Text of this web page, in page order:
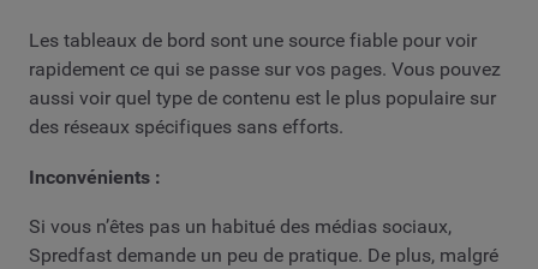
Les tableaux de bord sont une source fiable pour voir
rapidement ce qui se passe sur vos pages. Vous pouvez
aussi voir quel type de contenu est le plus populaire sur
des réseaux spécifiques sans efforts.
Inconvénients :
Si vous n’êtes pas un habitué des médias sociaux,
Spredfast demande un peu de pratique. De plus, malgré